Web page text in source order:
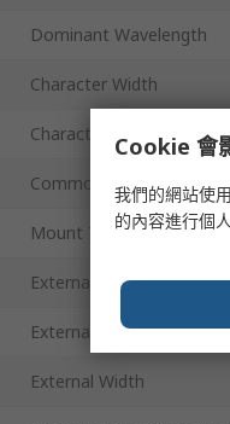
Dominant Wavelength
Character Width
Character Height
Common Connection
Mount Type
External Height
External Depth
External Width
Cookie 會
我們的網站使
的內容進行個